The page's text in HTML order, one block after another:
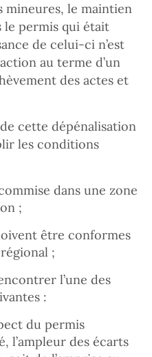
mineures, le maintien
le permis qui était
de celui-ci n’est
au terme d’un
des actes et
cette dépénalisation
les conditions
dans une zone
;
être conformes
;
l’une des
:
du permis
l’ampleur des écarts